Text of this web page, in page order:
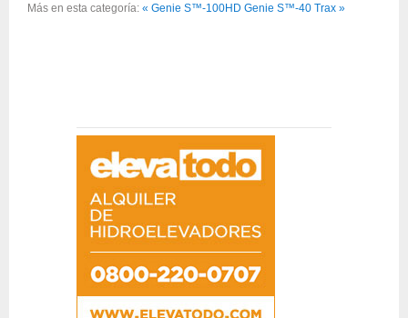
Más en esta categoría: « Genie S™-100HD Genie S™-40 Trax »